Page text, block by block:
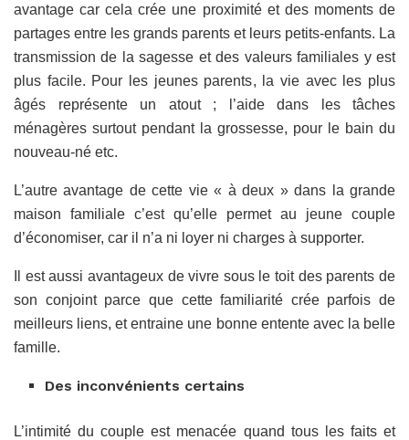
avantage car cela crée une proximité et des moments de
partages entre les grands parents et leurs petits-enfants. La
transmission de la sagesse et des valeurs familiales y est
plus facile. Pour les jeunes parents, la vie avec les plus
âgés représente un atout ; l’aide dans les tâches
ménagères surtout pendant la grossesse, pour le bain du
nouveau-né etc.
L’autre avantage de cette vie « à deux » dans la grande
maison familiale c’est qu’elle permet au jeune couple
d’économiser, car il n’a ni loyer ni charges à supporter.
Il est aussi avantageux de vivre sous le toit des parents de
son conjoint parce que cette familiarité crée parfois de
meilleurs liens, et entraine une bonne entente avec la belle
famille.
Des inconvénients certains
L’intimité du couple est menacée quand tous les faits et